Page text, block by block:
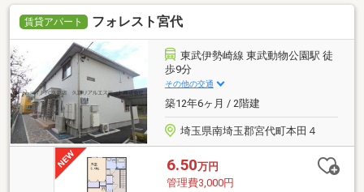
賃貸アパート フォレスト宮代
東武伊勢崎線 東武動物公園駅 徒
歩9分
その他の交通
築12年6ヶ月 / 2階建
埼玉県南埼玉郡宮代町本田４
6.50万円
管理費3,000円